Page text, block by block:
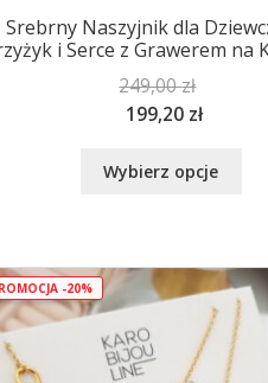
Srebrny Naszyjnik dla
i Serce z Grawerem na
249,00zł
199,20 zł
Wybierz opcje
-20%